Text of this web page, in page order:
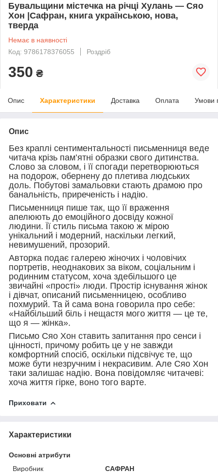
Бувальщини містечка на річці Хулань — Сяо
Хон |Сафран, книга українською, нова,
тверда
Немає в наявності
Код: 9786178376055
Роздріб
350 ₴
Опис Характеристики Доставка Оплата Умови
Опис
Без краплі сентиментальності письменниця веде
читача крізь пам’ятні образки свого дитинства.
Слово за словом, і її спогади перетворюються
на подорож, обернену до плетива людських
доль. Побутові замальовки стають драмою про
банальність, приреченість і надію.
Письменниця пише так, що її враження
апелюють до емоційного досвіду кожної
людини. Її стиль письма такою ж мірою
унікальний і модерний, наскільки легкий,
невимушений, прозорий.
Авторка подає галерею жіночих і чоловічих
портретів, неоднакових за віком, соціальним і
родинним статусом, хоча здебільшого це
звичайні «прості» люди. Простір існування жінок
і дівчат, описаний письменницею, особливо
похмурий. Та й сама вона говорила про себе:
«Найбільший біль і нещастя мого життя — це те,
що я — жінка».
Письмо Сяо Хон ставить запитання про сенси і
цінності, причому робить це у не завжди
комфортний спосіб, оскільки підсвічує те, що
може бути незручним і некрасивим. Але Сяо Хон
таки залишає надію. Вона повідомляє читачеві:
хоча життя гірке, воно того варте.
Приховати
Характеристики
Основні атрибути
Виробник
САФРАН